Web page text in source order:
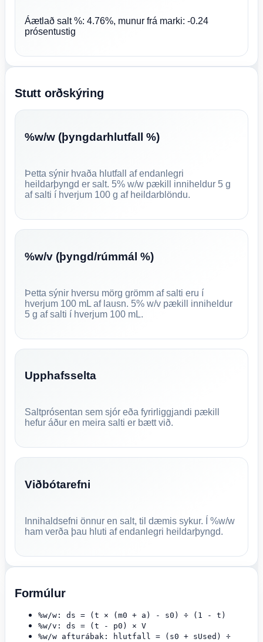
Áætlað salt %: 4.76%, munur frá marki: -0.24
prósentustig
Stutt orðskýring
%w/w (þyngdarhlutfall %)
Þetta sýnir hvaða hlutfall af endanlegri
heildarþyngd er salt. 5% w/w pækill inniheldur 5 g
af salti í hverjum 100 g af heildarblöndu.
%w/v (þyngd/rúmmál %)
Þetta sýnir hversu mörg grömm af salti eru í
hverjum 100 mL af lausn. 5% w/v pækill inniheldur
5 g af salti í hverjum 100 mL.
Upphafsselta
Saltprósentan sem sjór eða fyrirliggjandi pækill
hefur áður en meira salti er bætt við.
Viðbótarefni
Innihaldsefni önnur en salt, til dæmis sykur. Í %w/w
ham verða þau hluti af endanlegri heildarþyngd.
Formúlur
%w/w: ds = (t × (m0 + a) - s0) ÷ (1 - t)
%w/v: ds = (t - p0) × V
%w/w afturábak: hlutfall = (s0 + sUsed) ÷